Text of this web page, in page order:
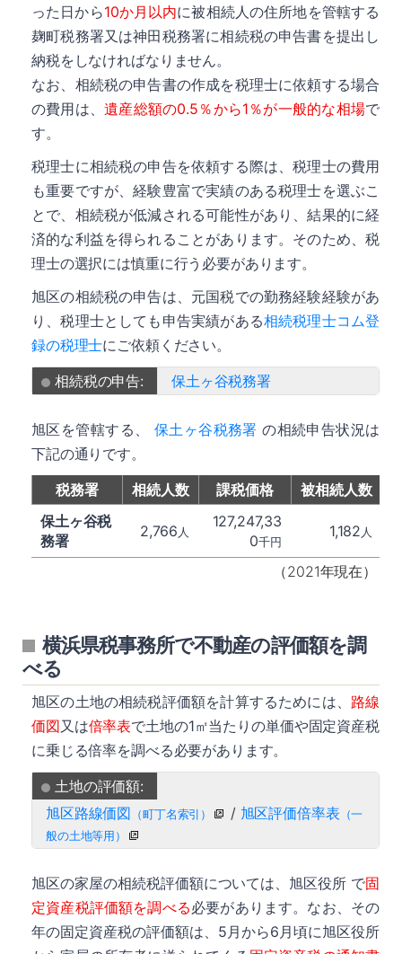
った日から10か月以内に被相続人の住所地を管轄する
麹町税務署又は神田税務署に相続税の申告書を提出し
納税をしなければなりません。
なお、相続税の申告書の作成を税理士に依頼する場合
の費用は、遺産総額の0.5％から1％が一般的な相場で
す。
税理士に相続税の申告を依頼する際は、税理士の費用
も重要ですが、経験豊富で実績のある税理士を選ぶこ
とで、相続税が低減される可能性があり、結果的に経
済的な利益を得られることがあります。そのため、税
理士の選択には慎重に行う必要があります。
旭区の相続税の申告は、元国税での勤務経験経験があ
り、税理士としても申告実績がある相続税理士コム登
録の税理士にご依頼ください。
相続税の申告:
保土ヶ谷税務署
旭区を管轄する、 保土ヶ谷税務署 の相続申告状況は
下記の通りです。
（2021年現在）
税務署 相続人数 課税価格
被相続人数
保土ヶ谷税
務署
2,766 人
127,247,33
0千円
1,182 人
横浜県税事務所で不動産の評価額を調
べる
旭区の土地の相続税評価額を計算するためには、 路線
価図又は倍率表で土地の1㎡当たりの単価や固定資産税
に乗じる倍率を調べる必要があります。
土地の評価額:
旭区路線価図 （町丁名索引） / 旭区評価倍率表 （一
般の土地等用）
旭区の家屋の相続税評価額については、旭区役所 で固
定資産税評価額を調べる必要があります。なお、その
年の固定資産税の評価額は、5月から6月頃に旭区役所